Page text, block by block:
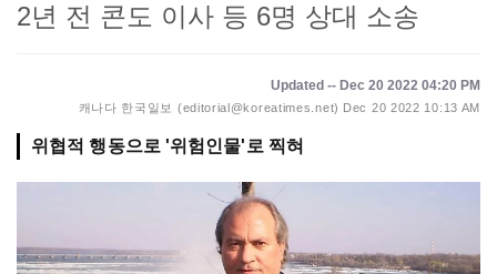
2년 전 콘도 이사 등 6명 상대 소송
Updated -- Dec 20 2022 04:20 PM
캐나다 한국일보 (editorial@koreatimes.net) Dec 20 2022 10:13 AM
위협적 행동으로 '위험인물'로 찍혀